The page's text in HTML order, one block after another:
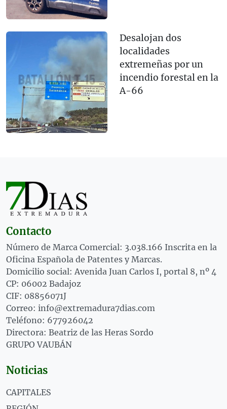
Desalojan dos
localidades
extremeñas por un
incendio forestal en la
A-66
Contacto
Número de Marca Comercial: 3.038.166 Inscrita en la
Oficina Española de Patentes y Marcas.
Domicilio social: Avenida Juan Carlos I, portal 8, nº 4
CP: 06002 Badajoz
CIF: 08856071J
Correo: info@extremadura7dias.com
Teléfono: 677926042
Directora: Beatriz de las Heras Sordo
GRUPO VAUBÁN
Noticias
CAPITALES